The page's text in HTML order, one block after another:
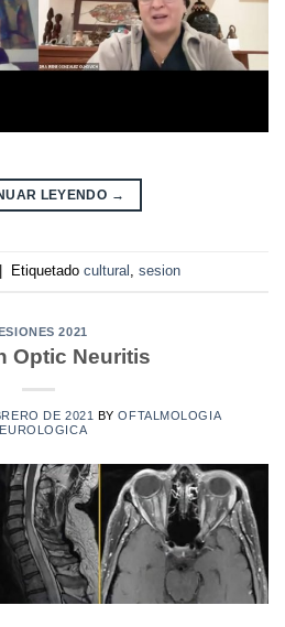
LEYENDO →
Etiquetado cultural sesion
2021
Optic Neuritis
DE 2021 BYOFTALMOLOGIA